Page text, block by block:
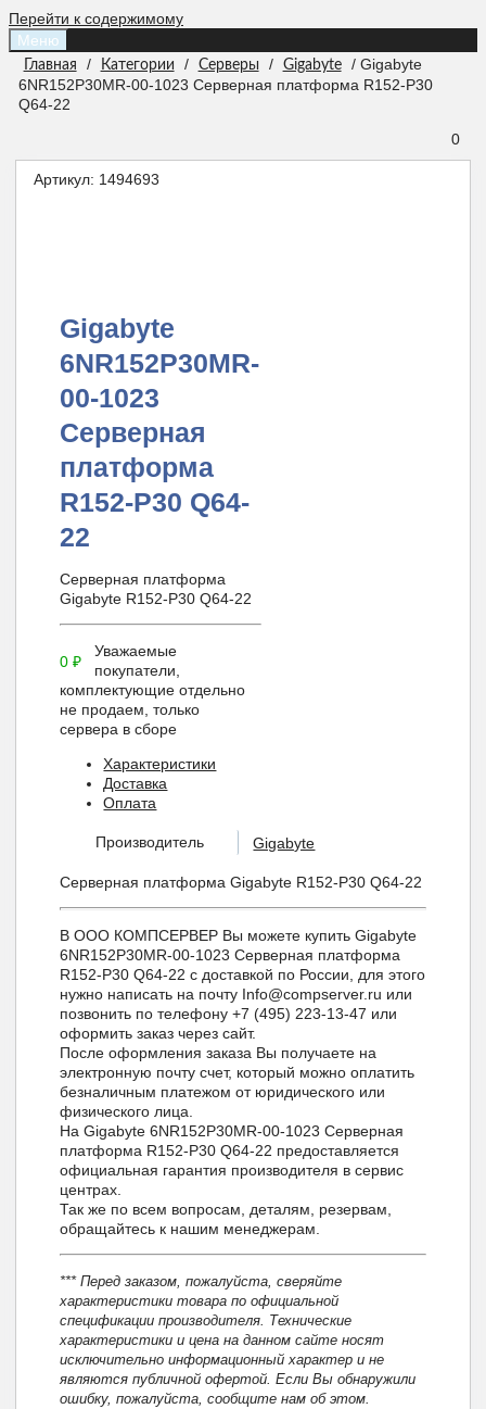
Перейти к содержимому
Меню
Главная / Категории / Серверы / Gigabyte
/ Gigabyte
6NR152P30MR-00-1023 Серверная платформа R152-P30
Q64-22
0
Артикул: 1494693
Gigabyte
6NR152P30MR-
00-1023
Серверная
платформа
R152-P30 Q64-
22
Серверная платформа
Gigabyte R152-P30 Q64-22
0₽
Уважаемые
покупатели,
комплектующие отдельно
не продаем, только
сервера в сборе
Характеристики
Доставка
Оплата
Производитель Gigabyte
Серверная платформа Gigabyte R152-P30 Q64-22
В ООО КОМПСЕРВЕР Вы можете купить Gigabyte
6NR152P30MR-00-1023 Серверная платформа
R152-P30 Q64-22 с доставкой по России, для этого
нужно написать на почту Info@compserver.ru или
позвонить по телефону +7 (495) 223-13-47 или
оформить заказ через сайт.
После оформления заказа Вы получаете на
электронную почту счет, который можно оплатить
безналичным платежом от юридического или
физического лица.
На Gigabyte 6NR152P30MR-00-1023 Серверная
платформа R152-P30 Q64-22 предоставляется
официальная гарантия производителя в сервис
центрах.
Так же по всем вопросам, деталям, резервам,
обращайтесь к нашим менеджерам.
*** Перед заказом, пожалуйста, сверяйте
характеристики товара по официальной
спецификации производителя. Технические
характеристики и цена на данном сайте носят
исключительно информационный характер и не
являются публичной офертой. Если Вы обнаружили
ошибку, пожалуйста, сообщите нам об этом.